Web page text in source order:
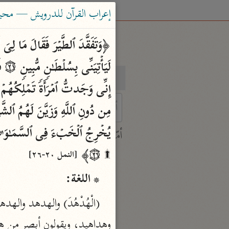
بحث تفسير
characters for results.
أمّهات
جامع البيان
نحو ٢٨ مجلدًا
تفسير القرآن العظيم
ابن كثير (٧٧٤ هـ)
إعراب القرآن للدرويش — محيي
۩ ۝٢٦﴾
[النمل ٢٠-٢٦]
* اللغة: